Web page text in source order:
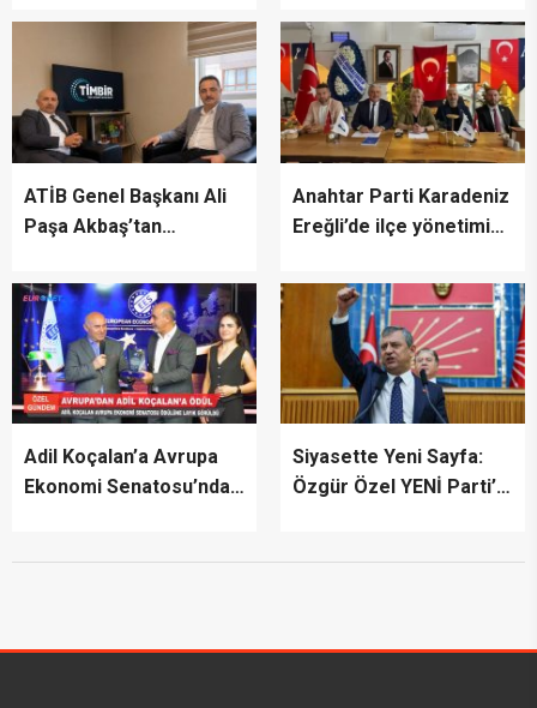
dönemden geçiyoruz”
ATİB Genel Başkanı Ali
Paşa Akbaş’tan
Anahtar Parti Karadeniz
Ereğli’de ilçe yönetimini
Adil Koçalan’a Avrupa
Ekonomi Senatosu’ndan
Siyasette Yeni Sayfa:
Özgür Özel YENİ Parti’yi